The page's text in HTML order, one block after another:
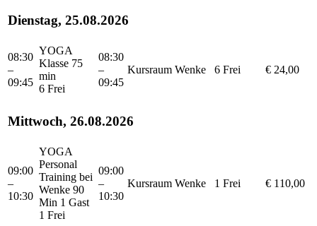
Dienstag, 25.08.2026
08:30
–
09:45
YOGA
Klasse 75
min
6 Frei
08:30
–
09:45
Kursraum Wenke 6 Frei € 24,00
Mittwoch, 26.08.2026
09:00
–
10:30
YOGA
Personal
Training bei
Wenke 90
Min 1 Gast
1 Frei
09:00
–
10:30
Kursraum Wenke 1 Frei € 110,00